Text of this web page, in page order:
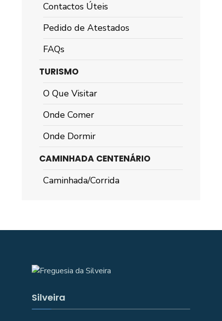
Contactos Úteis
Pedido de Atestados
FAQs
TURISMO
O Que Visitar
Onde Comer
Onde Dormir
CAMINHADA CENTENÁRIO
Caminhada/Corrida
Silveira